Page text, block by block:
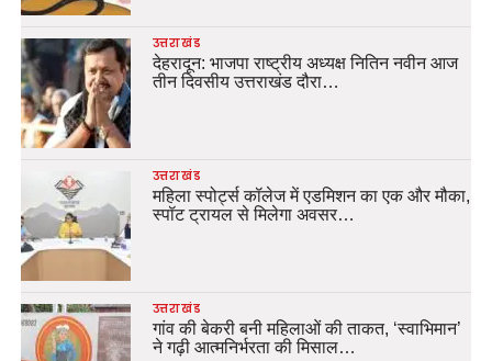
उत्तराखंड
देहरादून: भाजपा राष्ट्रीय अध्यक्ष नितिन नवीन आज
तीन दिवसीय उत्तराखंड दौरा…
उत्तराखंड
महिला स्पोर्ट्स कॉलेज में एडमिशन का एक और मौका,
स्पॉट ट्रायल से मिलेगा अवसर…
उत्तराखंड
गांव की बेकरी बनी महिलाओं की ताकत, ‘स्वाभिमान’
ने गढ़ी आत्मनिर्भरता की मिसाल…